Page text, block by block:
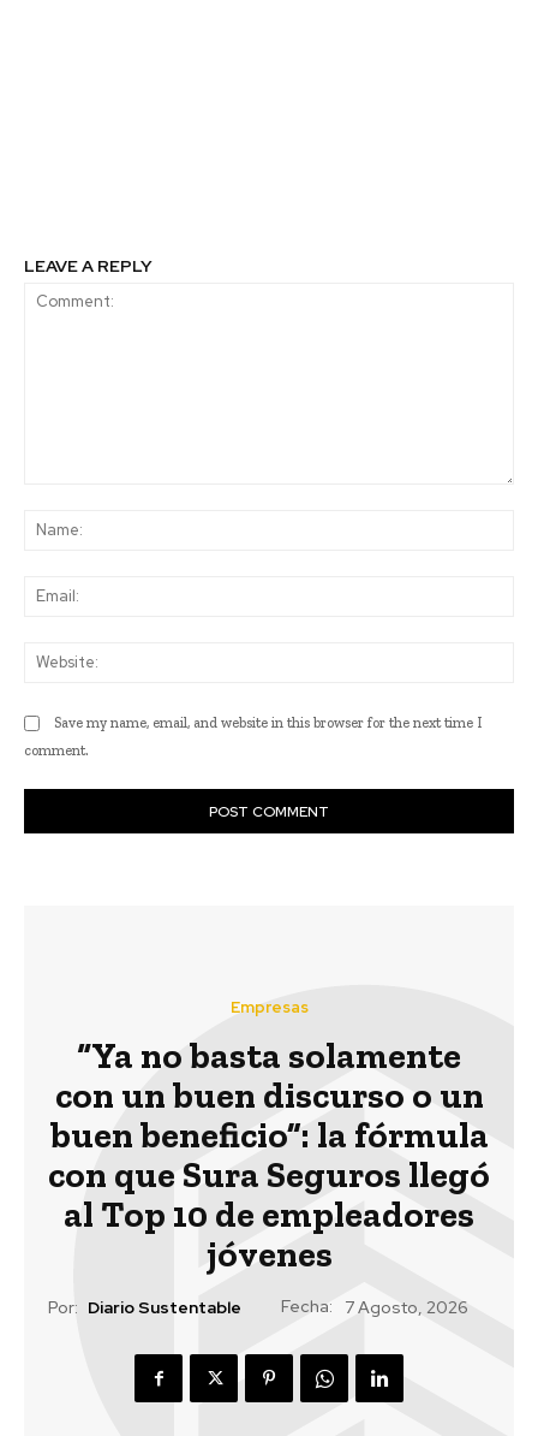
LEAVE A REPLY
Save my name, email, and website in this browser for the next time I
comment.